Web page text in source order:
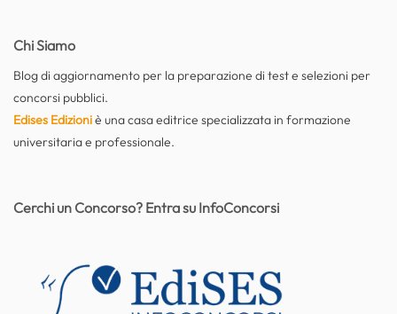
Chi Siamo
Blog di aggiornamento per la preparazione di test e selezioni per
concorsi pubblici.
Edises Edizioniè una casa editrice specializzata in formazione
universitaria e professionale.
Cerchi un Concorso? Entra su InfoConcorsi